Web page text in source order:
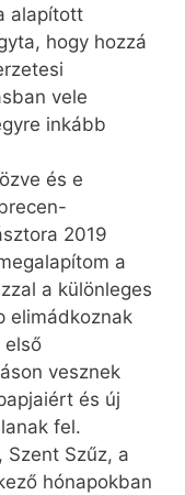
alapított
hogy hozzá
vele
inkább
és e
2019
a
a különleges
elimádkoznak
első
vesznek
és új
fel.
Szűz, a
hónapokban